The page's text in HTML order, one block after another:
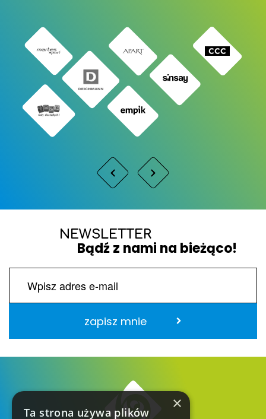
NEWSLETTER
Bądź z nami na bieżąco!
zapisz mnie
×
Ta strona używa plików